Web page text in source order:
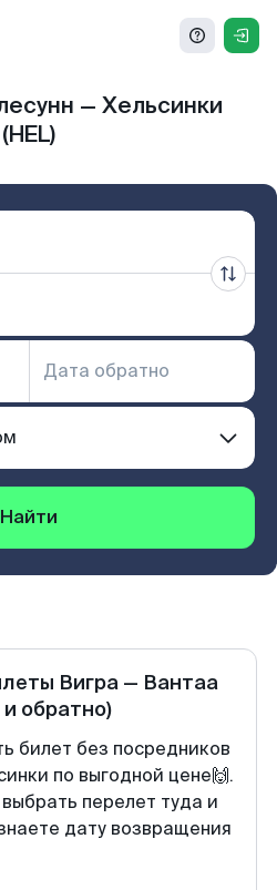
— Хельсинки
(HEL)
Найти
Вигра— Вантаа
и обратно)
билет без посредников
по выгодной цене🙌.
перелет туда и
дату возвращения